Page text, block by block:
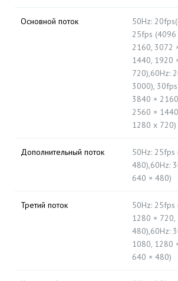
Основной поток
50Hz:
25fps (4096
2160, 3072
1440, 1920
720),60Hz:
3000),
3840 ×
2560 ×
1280 x 720)
Дополнительный поток
50Hz: 25fps
480),60Hz:
640 × 480)
Третий поток
50Hz:
1280 × 720,
480),60Hz:
1080, 1280
640 × 480)